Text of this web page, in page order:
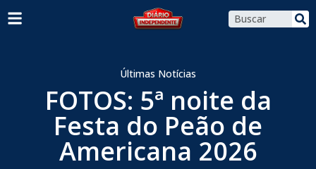
Últimas Notícias
FOTOS: 5ª noite da
Festa do Peão de
Americana 2026